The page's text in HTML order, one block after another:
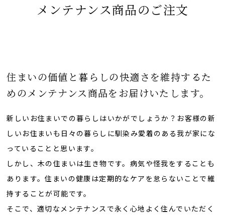
メンテナンス商品のご注文
住まいの価値と暮らしの快適さを維持するた
めのメンテナンス商品をお届けいたします。
新しいお住まいでの暮らしはいかがでしょうか？お客様の新
しいお住まいも日々の暮らしに馴染み愛着のある我が家にな
っていることと思います。
しかし、木の住まいは生き物です。病気や怪我をすることも
あります。住まいの健康は定期的なケアを怠らないことで維
持することが可能です。
そこで、適切なメンテナンスで永く心地よく住んでいただく